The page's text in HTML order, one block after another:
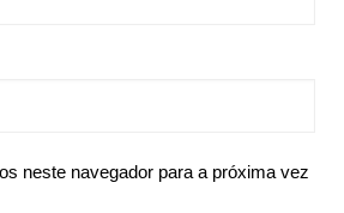
neste navegador para a próxima vez